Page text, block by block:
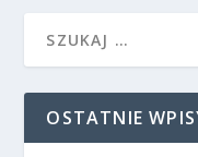
OSTATNIE